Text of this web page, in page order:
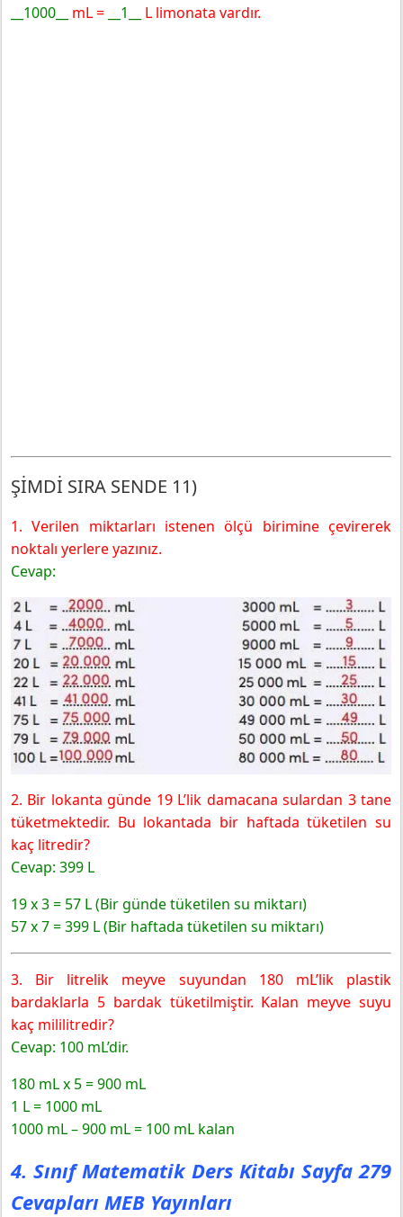
__1000__
mL = __1__ L limonata vardır.
ŞİMDİ SIRA SENDE 11)
1. Verilen miktarları istenen ölçü birimine çevirerek
noktalı yerlere yazınız.
Cevap:
2. Bir lokanta günde 19 L’lik damacana sulardan 3 tane
tüketmektedir. Bu lokantada bir haftada tüketilen su
kaç litredir?
Cevap: 399 L
19 x 3 = 57 L (Bir günde tüketilen su miktarı)
57 x 7 = 399 L (Bir haftada tüketilen su miktarı)
3. Bir litrelik meyve suyundan 180 mL’lik plastik
bardaklarla 5 bardak tüketilmiştir. Kalan meyve suyu
kaç mililitredir?
Cevap: 100 mL’dir.
180 mL x 5 = 900 mL
1 L = 1000 mL
1000 mL – 900 mL = 100 mL kalan
4. Sınıf Matematik Ders Kitabı Sayfa 279
Cevapları MEB Yayınları